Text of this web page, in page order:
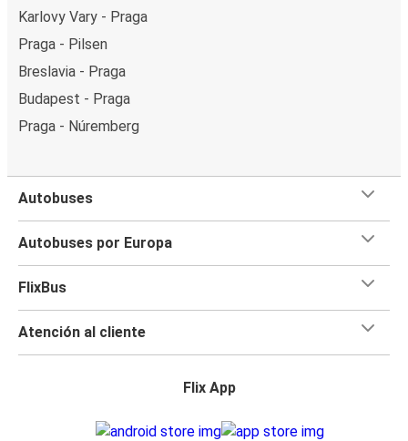
Karlovy Vary - Praga
Praga - Pilsen
Breslavia - Praga
Budapest - Praga
Praga - Núremberg
Autobuses
Autobuses por Europa
FlixBus
Atención al cliente
Flix App